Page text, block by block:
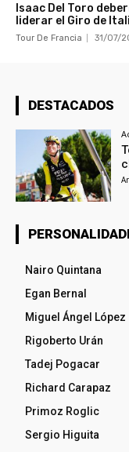
Isaac Del Toro
liderar el Giro de
Tour De Francia 31/07/
DESTACADOS
Nairo Quintana
Egan Bernal
Miguel Ángel López
Rigoberto Urán
Tadej Pogacar
Richard Carapaz
Primoz Roglic
Sergio Higuita